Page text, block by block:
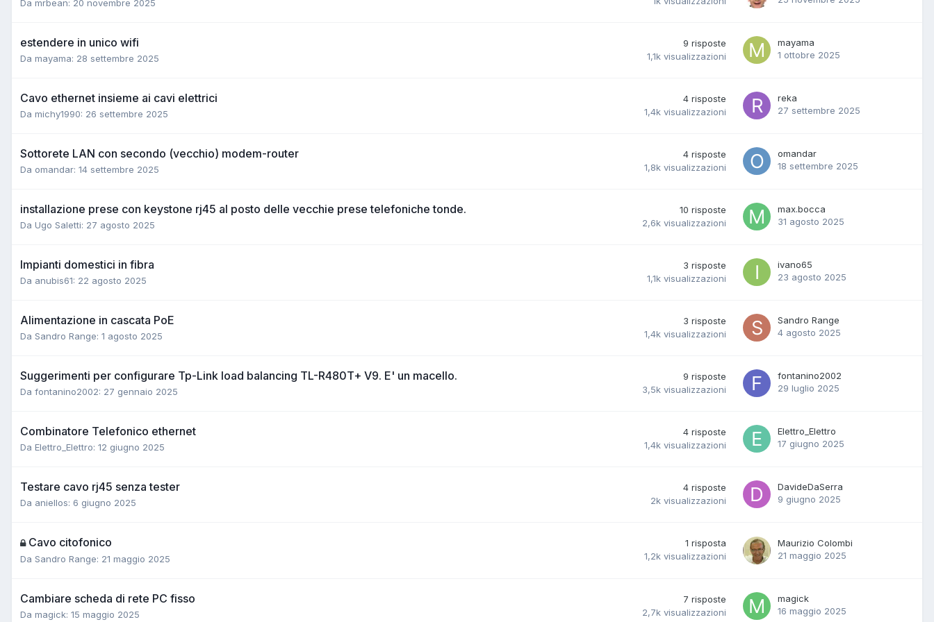
Da mrbean: 20 novembre 2025
estendere in unico wifi
Da mayama: 28 settembre 2025
9 risposte
1,1k visualizzazioni
mayama
1 ottobre 2025
Cavo ethernet insieme ai cavi elettrici
Da michy1990: 26 settembre 2025
4 risposte
1,4k visualizzazioni
reka
27 settembre 2025
Sottorete LAN con secondo (vecchio) modem-router
Da omandar: 14 settembre 2025
4 risposte
1,8k visualizzazioni
omandar
18 settembre 2025
installazione prese con keystone rj45 al posto delle vecchie prese telefoniche tonde.
Da Ugo Saletti: 27 agosto 2025
10 risposte
2,6k visualizzazioni
max.bocca
31 agosto 2025
Impianti domestici in fibra
Da anubis61: 22 agosto 2025
3 risposte
1,1k visualizzazioni
ivano65
23 agosto 2025
Alimentazione in cascata PoE
Da Sandro Range: 1 agosto 2025
3 risposte
1,4k visualizzazioni
Sandro Range
4 agosto 2025
Suggerimenti per configurare Tp-Link load balancing TL-R480T+ V9. E' un macello.
Da fontanino2002: 27 gennaio 2025
9 risposte
3,5k visualizzazioni
fontanino2002
29 luglio 2025
Combinatore Telefonico ethernet
Da Elettro_Elettro: 12 giugno 2025
4 risposte
1,4k visualizzazioni
Elettro_Elettro
17 giugno 2025
Testare cavo rj45 senza tester
Da aniellos: 6 giugno 2025
4 risposte
2k visualizzazioni
DavideDaSerra
9 giugno 2025
Cavo citofonico
Da Sandro Range: 21 maggio 2025
1 risposta
1,2k visualizzazioni
Maurizio Colombi
21 maggio 2025
Cambiare scheda di rete PC fisso
Da magick: 15 maggio 2025
7 risposte
2,7k visualizzazioni
magick
16 maggio 2025